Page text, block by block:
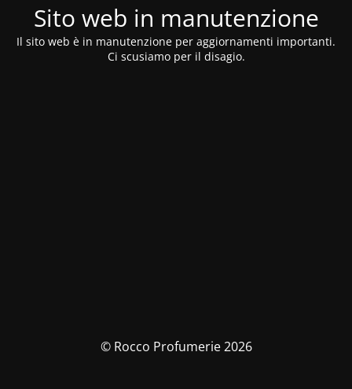
Sito web in manutenzione
Il sito web è in manutenzione per aggiornamenti importanti.
Ci scusiamo per il disagio.
© Rocco Profumerie 2026